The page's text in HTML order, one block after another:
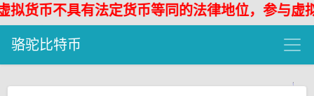
币不具有法定货币等同的法律地位，参与虚拟
骆驼比特币